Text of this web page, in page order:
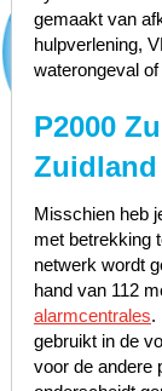
gemaakt van
hulpverlening,
waterongeval
P2000
Zuidland
Misschien heb
met betrekking
netwerk wordt
hand van 112
alarmcentrales.
gebruikt in de
voor de andere